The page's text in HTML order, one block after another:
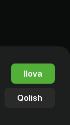
Ilova
Qolish